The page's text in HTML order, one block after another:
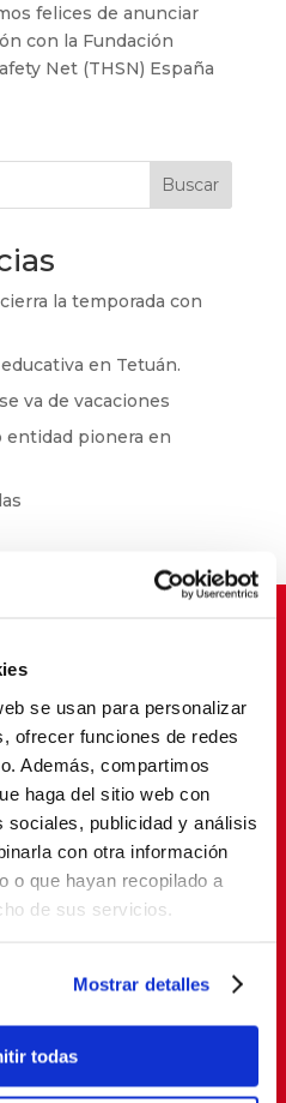
se usan para personalizar
ofrecer funciones de redes
Además, compartimos
haga del sitio web con
sociales, publicidad y análisis
con otra información
o que hayan recopilado a
de sus servicios.
Mostrar detalles
todas
felices de anunciar
con la Fundación
Net (THSN) España
Buscar
la temporada con
en Tetuán.
va de vacaciones
entidad pionera en
cambiar vidas
nuestrapolítica de